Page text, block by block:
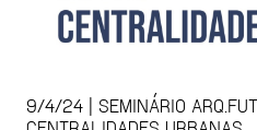
9/4/24 | SEMINÁRIO